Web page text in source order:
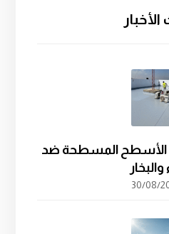
الأسطح المسطحة ضد
والبخار
30/08/